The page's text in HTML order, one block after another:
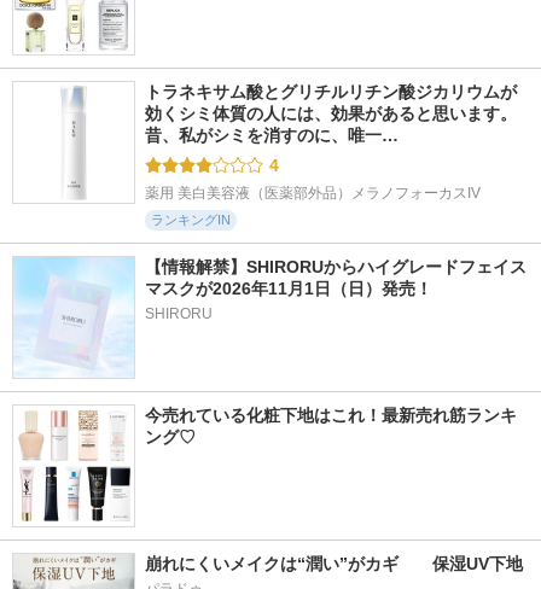
トラネキサム酸とグリチルリチン酸ジカリウムが
効くシミ体質の人には、効果があると思います。
昔、私がシミを消すのに、唯一…
4
薬用 美白美容液（医薬部外品）メラノフォーカスIV
ランキングIN
【情報解禁】SHIRORUからハイグレードフェイス
マスクが2026年11月1日（日）発売！
SHIRORU
今売れている化粧下地はこれ！最新売れ筋ランキ
ング♡
崩れにくいメイクは“潤い”がカギ　　保湿UV下地